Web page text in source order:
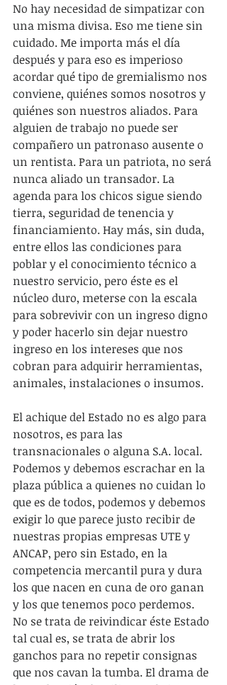
No hay necesidad de simpatizar con
una misma divisa. Eso me tiene sin
cuidado. Me importa más el día
después y para eso es imperioso
acordar qué tipo de gremialismo nos
conviene, quiénes somos nosotros y
quiénes son nuestros aliados. Para
alguien de trabajo no puede ser
compañero un patronaso ausente o
un rentista. Para un patriota, no será
nunca aliado un transador. La
agenda para los chicos sigue siendo
tierra, seguridad de tenencia y
financiamiento. Hay más, sin duda,
entre ellos las condiciones para
poblar y el conocimiento técnico a
nuestro servicio, pero éste es el
núcleo duro, meterse con la escala
para sobrevivir con un ingreso digno
y poder hacerlo sin dejar nuestro
ingreso en los intereses que nos
cobran para adquirir herramientas,
animales, instalaciones o insumos.
El achique del Estado no es algo para
nosotros, es para las
transnacionales o alguna S.A. local.
Podemos y debemos escrachar en la
plaza pública a quienes no cuidan lo
que es de todos, podemos y debemos
exigir lo que parece justo recibir de
nuestras propias empresas UTE y
ANCAP, pero sin Estado, en la
competencia mercantil pura y dura
los que nacen en cuna de oro ganan
y los que tenemos poco perdemos.
No se trata de reivindicar éste Estado
tal cual es, se trata de abrir los
ganchos para no repetir consignas
que nos cavan la tumba. El drama de